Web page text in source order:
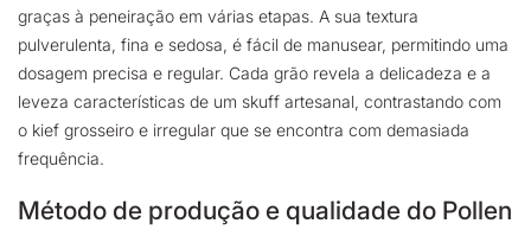
graças à peneiração em várias etapas. A sua textura
pulverulenta, fina e sedosa, é fácil de manusear, permitindo uma
dosagem precisa e regular. Cada grão revela a delicadeza e a
leveza características de um skuff artesanal, contrastando com
o kief grosseiro e irregular que se encontra com demasiada
frequência.
Método de produção e qualidade do Pollen